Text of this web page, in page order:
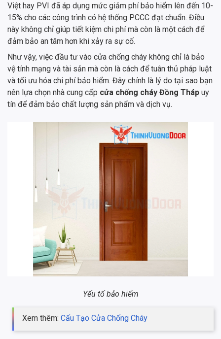
Việt hay PVI đã áp dụng mức giảm phí bảo hiểm lên đến 10-
15% cho các công trình có hệ thống PCCC đạt chuẩn. Điều
này không chỉ giúp tiết kiệm chi phí mà còn là một cách để
đảm bảo an tâm hơn khi xảy ra sự cố.
Như vậy, việc đầu tư vào cửa chống cháy không chỉ là bảo
vệ tính mạng và tài sản mà còn là cách để tuân thủ pháp luật
và tối ưu hóa chi phí bảo hiểm. Đây chính là lý do tại sao bạn
nên lựa chọn nhà cung cấp cửa chống cháy Đồng Tháp uy
tín để đảm bảo chất lượng sản phẩm và dịch vụ.
Yếu tố bảo hiểm
Xem thêm: Cấu Tạo Cửa Chống Cháy